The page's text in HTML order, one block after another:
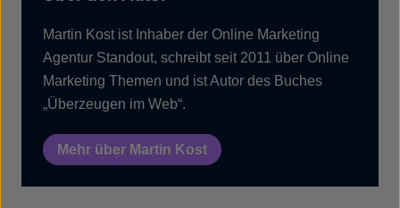
Martin Kost ist Inhaber der Online Marketing
Agentur Standout, schreibt seit 2011 über Online
Marketing Themen und ist Autor des Buches
„Überzeugen im Web“.
Mehr über Martin Kost